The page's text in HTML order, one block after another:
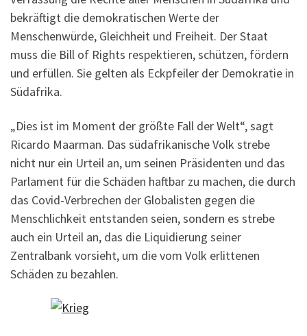
bekräftigt die demokratischen Werte der
Menschenwürde, Gleichheit und Freiheit. Der Staat
muss die Bill of Rights respektieren, schützen, fördern
und erfüllen. Sie gelten als Eckpfeiler der Demokratie in
Südafrika.
„Dies ist im Moment der größte Fall der Welt“, sagt
Ricardo Maarman. Das südafrikanische Volk strebe
nicht nur ein Urteil an, um seinen Präsidenten und das
Parlament für die Schäden haftbar zu machen, die durch
das Covid-Verbrechen der Globalisten gegen die
Menschlichkeit entstanden seien, sondern es strebe
auch ein Urteil an, das die Liquidierung seiner
Zentralbank vorsieht, um die vom Volk erlittenen
Schäden zu bezahlen.